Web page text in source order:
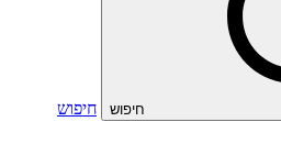
חיפוש
חיפוש